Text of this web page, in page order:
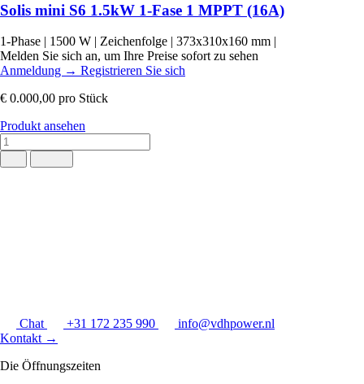
Solis mini S6 1.5kW 1-Fase 1 MPPT (16A)
1-Phase | 1500 W | Zeichenfolge | 373x310x160 mm |
Melden Sie sich an, um Ihre Preise sofort zu sehen
Anmeldung → Registrieren Sie sich
€ 0.000,00 pro Stück
Produkt ansehen
Chat +31 172 235 990
info@vdhpower.nl
Kontakt →
Die Öffnungszeiten